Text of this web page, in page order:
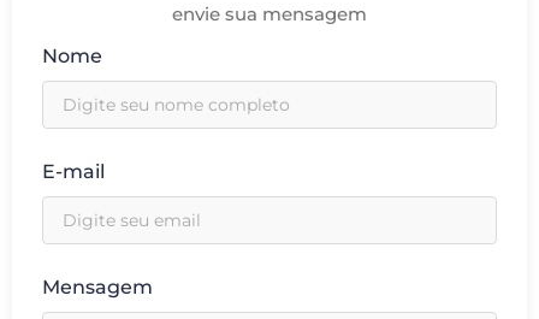
envie sua mensagem
Nome
E-mail
Mensagem